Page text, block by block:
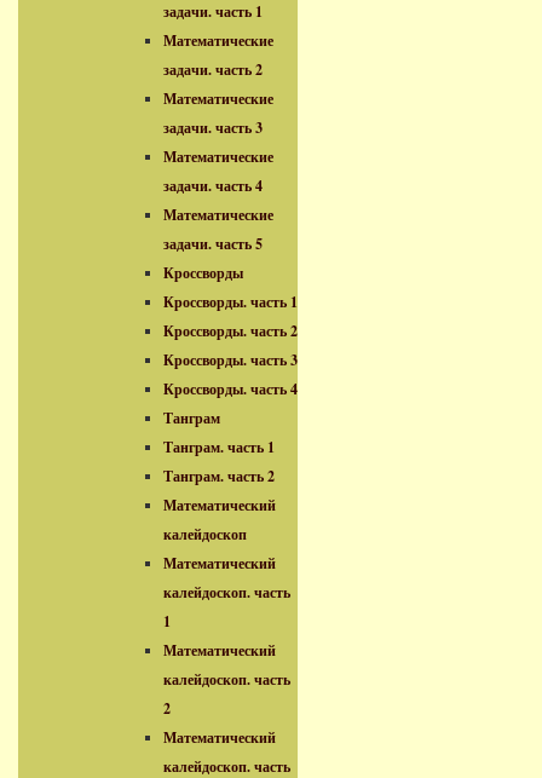
задачи. часть 1
Математические
задачи. часть 2
Математические
задачи. часть 3
Математические
задачи. часть 4
Математические
задачи. часть 5
Кроссворды
Кроссворды. часть 1
Кроссворды. часть 2
Кроссворды. часть 3
Кроссворды. часть 4
Танграм
Танграм. часть 1
Танграм. часть 2
Математический
калейдоскоп
Математический
калейдоскоп. часть
1
Математический
калейдоскоп. часть
2
Математический
калейдоскоп. часть